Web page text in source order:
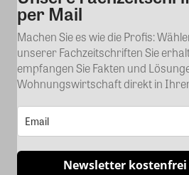
per Mail
Machen Sie es wie die Profis:
unserer Fachzeitschriften Sie
empfangen Sie Fakten und
Wohnungswirtschaft direkt in
Newsletter